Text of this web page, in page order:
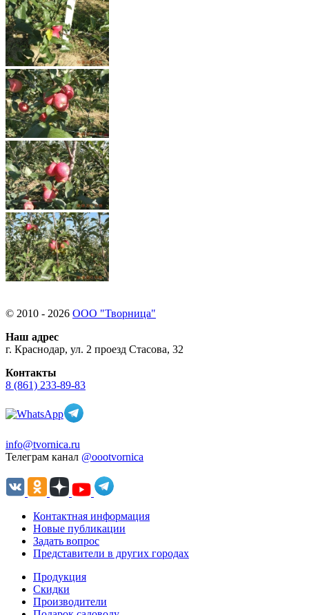
© 2010 - 2026 ООО "Творница"
Наш адрес
г. Краснодар, ул. 2 проезд Стасова, 32
Контакты
8 (861) 233-89-83
info@tvornica.ru
Телеграм канал @oootvornica
Контактная информация
Новые публикации
Задать вопрос
Представители в других городах
Продукция
Скидки
Производители